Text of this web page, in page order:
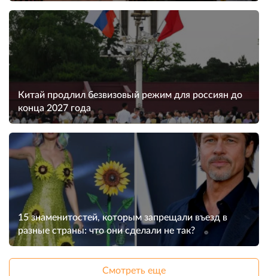
Китай продлил безвизовый режим для россиян до
конца 2027 года
15 знаменитостей, которым запрещали въезд в
разные страны: что они сделали не так?
Смотреть еще